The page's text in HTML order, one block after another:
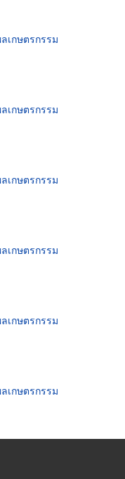
เกษตรกรรม
เกษตรกรรม
เกษตรกรรม
เกษตรกรรม
เกษตรกรรม
เกษตรกรรม